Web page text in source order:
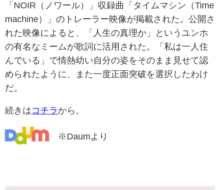
「NOIR（ノワール）」収録曲「タイムマシン（Time
machine）」のトレーラー映像が掲載された。 公開さ
れた映像によると、「人生の真理か」というユンホ
の有名なミームが歌詞に活用された。
「私は一人住
んでいる」で情熱幼い自分の姿をそのまま見せて認
められたように、また一度正面突破を選択したわけ
だ。
続きはコチラ から。
※Daumより